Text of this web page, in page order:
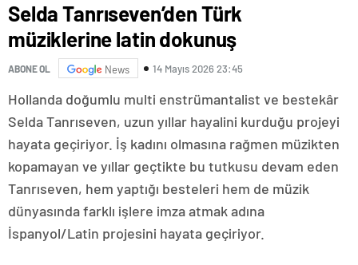
Selda Tanrıseven’den Türk
müziklerine latin dokunuş
ABONE OL News 14 Mayıs 2026 23:45
Hollanda doğumlu multi enstrümantalist ve bestekâr
Selda Tanrıseven, uzun yıllar hayalini kurduğu projeyi
hayata geçiriyor. İş kadını olmasına rağmen müzikten
kopamayan ve yıllar geçtikte bu tutkusu devam eden
Tanrıseven, hem yaptığı besteleri hem de müzik
dünyasında farklı işlere imza atmak adına
İspanyol/Latin projesini hayata geçiriyor.